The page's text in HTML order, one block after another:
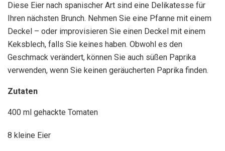
Diese Eier nach spanischer Art sind eine Delikatesse für
Ihren nächsten Brunch. Nehmen Sie eine Pfanne mit einem
Deckel – oder improvisieren Sie einen Deckel mit einem
Keksblech, falls Sie keines haben. Obwohl es den
Geschmack verändert, können Sie auch süßen Paprika
verwenden, wenn Sie keinen geräucherten Paprika finden.
Zutaten
400 ml gehackte Tomaten
8 kleine Eier